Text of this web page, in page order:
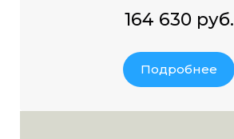
164 630 руб.
Подробнее